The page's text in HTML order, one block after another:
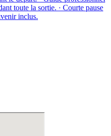
toute la sortie. · Courte pause
inclus.